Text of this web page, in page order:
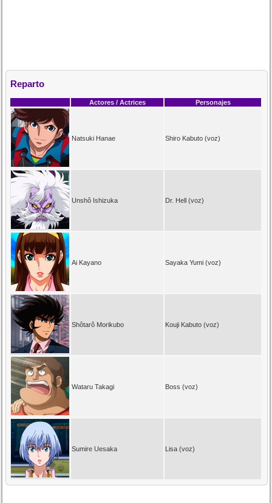
Reparto
Actores / Actrices Personajes
Natsuki Hanae Shiro Kabuto (voz)
Unshô Ishizuka Dr. Hell (voz)
Ai Kayano Sayaka Yumi (voz)
Shôtarô Morikubo Kouji Kabuto (voz)
Wataru Takagi Boss (voz)
Sumire Uesaka Lisa (voz)